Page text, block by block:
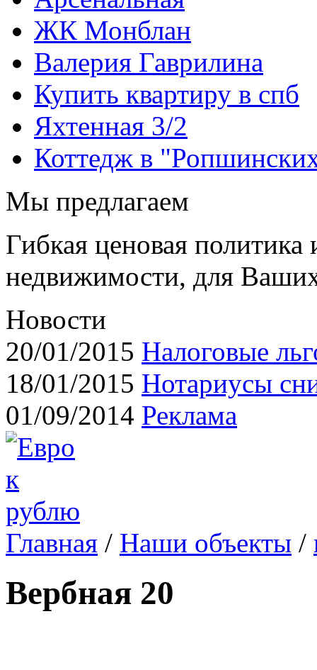
ЖК Монблан
Валерия Гаврилина
Купить квартиру в спб
Яхтенная 3/2
Коттедж в
Мы предлагаем
Гибкая ценовая
недвижимости, для
Новости
20/01/2015 Налоговые
18/01/2015 Нотариусы
01/09/2014 Реклама
Главная / Наши объекты /
Вербная 20